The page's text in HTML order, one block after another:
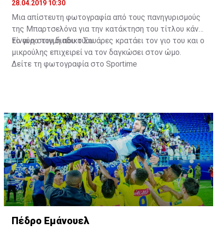
28.04.2019 10:30
Μια απίστευτη φωτογραφία από τους πανηγυρισμούς
της Μπαρτσελόνα για την κατάκτηση του τίτλου κάνει
το γύρο του διαδικτύου.
Είναι η στιγμή που ο Σουάρες κρατάει τον γιο του και ο
μικρούλης επιχειρεί να τον δαγκώσει στον ώμο.
Δείτε τη φωτογραφία στο Sportime
Πέδρο Εμάνουελ